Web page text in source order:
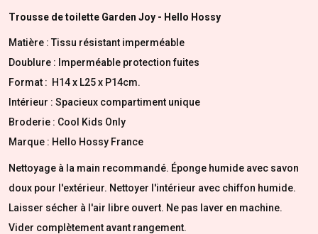
Trousse de toilette Garden Joy - Hello Hossy
Matière : Tissu résistant imperméable
Doublure : Imperméable protection fuites
Format : H14 x L25 x P14cm.
Intérieur : Spacieux compartiment unique
Broderie : Cool Kids Only
Marque : Hello Hossy France
Nettoyage à la main recommandé. Éponge humide avec savon
doux pour l'extérieur. Nettoyer l'intérieur avec chiffon humide.
Laisser sécher à l'air libre ouvert. Ne pas laver en machine.
Vider complètement avant rangement.